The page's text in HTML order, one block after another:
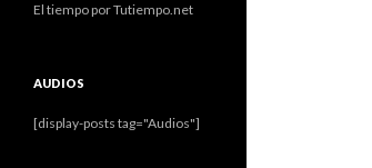
El tiempo por Tutiempo.net
AUDIOS
[display-posts tag="Audios"]